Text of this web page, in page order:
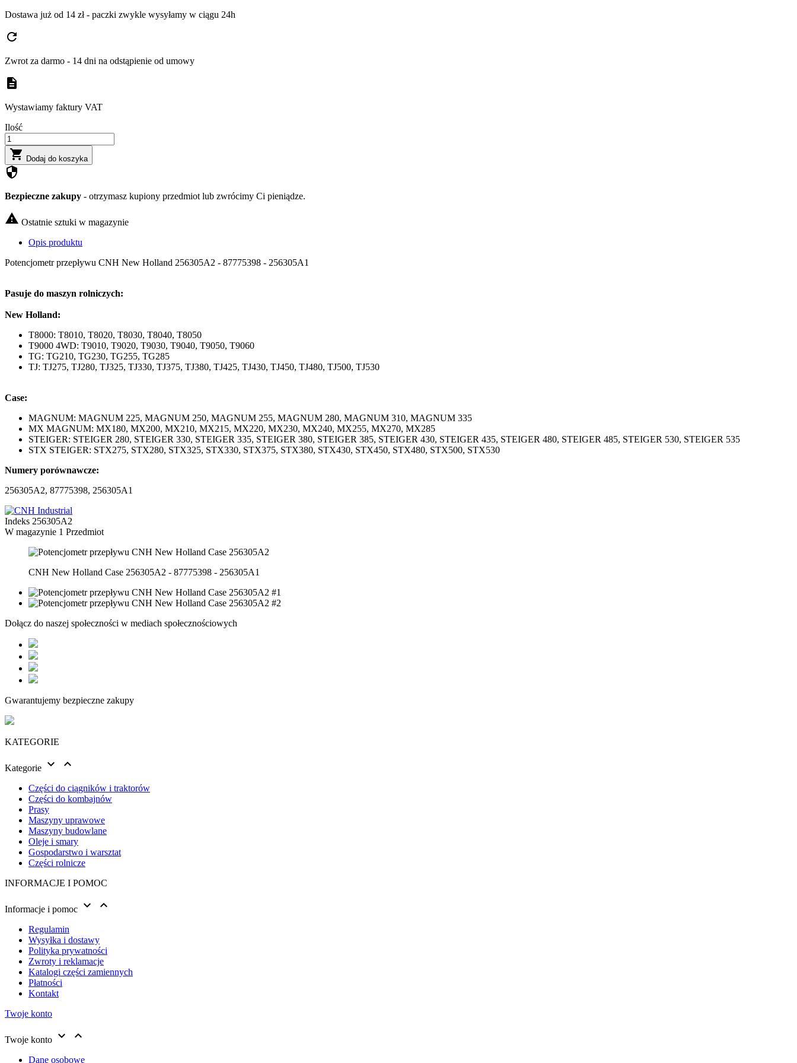
Dostawa już od 14 zł - paczki zwykle wysyłamy w ciągu 24h
refresh
Zwrot za darmo - 14 dni na odstąpienie od umowy
description
Wystawiamy faktury VAT
Ilość
 Dodaj do koszyka
security
Bezpieczne zakupy - otrzymasz kupiony przedmiot lub zwrócimy Ci pieniądze.
 Ostatnie sztuki w magazynie
Opis produktu
Potencjometr przepływu CNH New Holland 256305A2 - 87775398 - 256305A1
Pasuje do maszyn rolniczych:
New Holland:
T8000: T8010, T8020, T8030, T8040, T8050
T9000 4WD: T9010, T9020, T9030, T9040, T9050, T9060
TG: TG210, TG230, TG255, TG285
TJ: TJ275, TJ280, TJ325, TJ330, TJ375, TJ380, TJ425, TJ430, TJ450, TJ480, TJ500, TJ530
Case:
MAGNUM: MAGNUM 225, MAGNUM 250, MAGNUM 255, MAGNUM 280, MAGNUM 310, MAGNUM 335
MX MAGNUM: MX180, MX200, MX210, MX215, MX220, MX230, MX240, MX255, MX270, MX285
STEIGER: STEIGER 280, STEIGER 330, STEIGER 335, STEIGER 380, STEIGER 385, STEIGER 430, STEIGER 435, STEIGER 480, STEIGER 485, STEIGER 530, STEIGER 535
STX STEIGER: STX275, STX280, STX325, STX330, STX375, STX380, STX430, STX450, STX480, STX500, STX530
Numery porównawcze:
256305A2, 87775398, 256305A1
Indeks 256305A2
W magazynie 1 Przedmiot
CNH New Holland Case 256305A2 - 87775398 - 256305A1
Dołącz do naszej społeczności w mediach społecznościowych
Gwarantujemy bezpieczne zakupy
KATEGORIE
Kategorie  
Części do ciągników i traktorów
Części do kombajnów
Prasy
Maszyny uprawowe
Maszyny budowlane
Oleje i smary
Gospodarstwo i warsztat
Części rolnicze
INFORMACJE I POMOC
Informacje i pomoc  
Regulamin
Wysyłka i dostawy
Polityka prywatności
Zwroty i reklamacje
Katalogi części zamiennych
Płatności
Kontakt
Twoje konto
Twoje konto  
Dane osobowe